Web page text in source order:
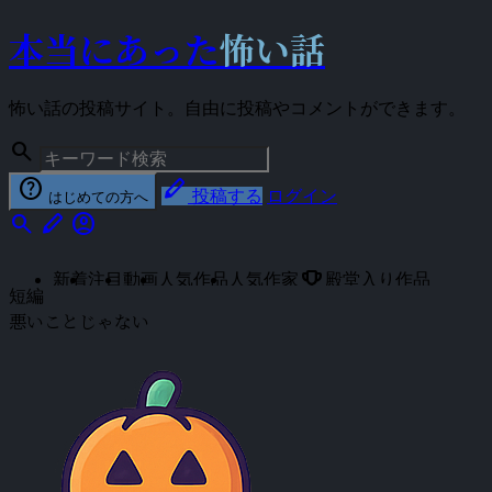
本当にあった怖い話
怖い話の投稿サイト。自由に投稿やコメントができます。
search
help はじめての方へ stylus 投稿する ログイン
search stylus account_circle
新着 注目 動画 人気作品 人気作家 emoji_events 殿堂入り作品
短編
悪いことじゃない